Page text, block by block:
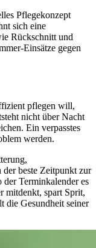
Pflegekonzept
sich eine
Rückschnitt und
Einsätze gegen
pflegen will,
nicht über Nacht
Ein verpasstes
werden.
der beste Zeitpunkt zur
Terminkalender es
mitdenkt, spart Sprit,
die Gesundheit seiner